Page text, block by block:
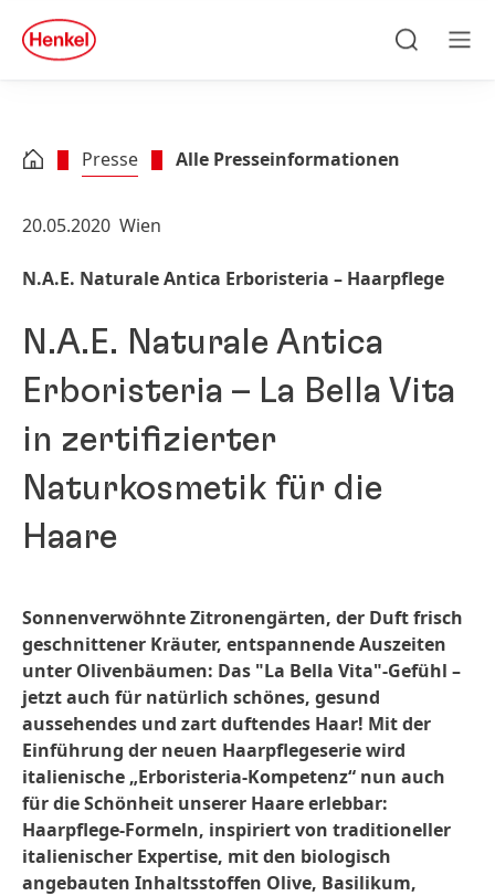
Zu Footer springen
quick
search
Presse Alle Presseinformationen
20.05.2020 Wien
N.A.E. Naturale Antica Erboristeria – Haarpflege
N.A.E. Naturale Antica
Erboristeria – La Bella Vita
in zertifizierter
Naturkosmetik für die
Haare
Sonnenverwöhnte Zitronengärten, der Duft frisch
geschnittener Kräuter, entspannende Auszeiten
unter Olivenbäumen: Das "La Bella Vita"-Gefühl –
jetzt auch für natürlich schönes, gesund
aussehendes und zart duftendes Haar! Mit der
Einführung der neuen Haarpflegeserie wird
italienische „Erboristeria-Kompetenz“ nun auch
für die Schönheit unserer Haare erlebbar:
Haarpflege-Formeln, inspiriert von traditioneller
italienischer Expertise, mit den biologisch
angebauten Inhaltsstoffen Olive, Basilikum,